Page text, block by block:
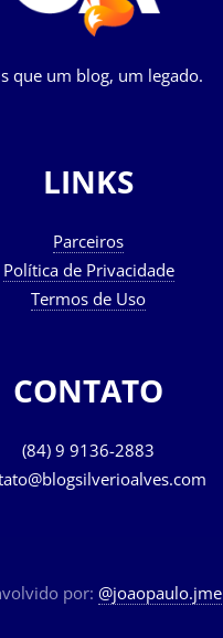
que um blog, um legado.
LINKS
Parceiros
Política de Privacidade
Termos de Uso
CONTATO
(84) 9 9136-2883
por: @joaopaulo.jme